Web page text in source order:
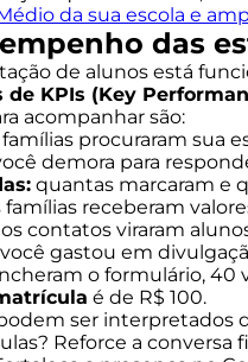
da sua escola e
das
de alunos está
KPIs (Key
acompanhar são:
procuraram sua
demora para
quantas marcaram e
receberam
contatos viraram
gastou em
o formulário, 40
é de R$ 100.
ser interpretados
Reforce a conversa